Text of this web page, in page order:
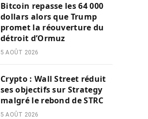
Bitcoin repasse les 64 000
dollars alors que Trump
promet la réouverture du
détroit d’Ormuz
5 AOÛT 2026
Crypto : Wall Street réduit
ses objectifs sur Strategy
malgré le rebond de STRC
5 AOÛT 2026